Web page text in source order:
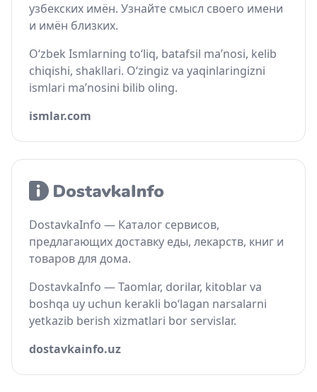
узбекских имён. Узнайте смысл своего имени
и имён близких.
O‘zbek Ismlarning to‘liq, batafsil ma’nosi, kelib
chiqishi, shakllari. O‘zingiz va yaqinlaringizni
ismlari ma’nosini bilib oling.
ismlar.com
DostavkaInfo — Каталог сервисов,
предлагающих доставку еды, лекарств, книг и
товаров для дома.
DostavkaInfo — Taomlar, dorilar, kitoblar va
boshqa uy uchun kerakli bo‘lagan narsalarni
yetkazib berish xizmatlari bor servislar.
dostavkainfo.uz